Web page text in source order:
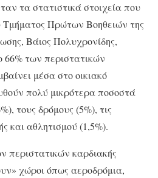
τα στατιστικά στοιχεία που
Τμήματος Πρώτων Βοηθειών της
Βάιος Πολυχρονίδης,
των περιστατικών
μέσα στο οικιακό
πολύ μικρότερα ποσοστά
τους δρόμους (5%), τις
και αθλητισμού (1,5%).
περιστατικών καρδιακής
χώροι όπως αεροδρόμια,